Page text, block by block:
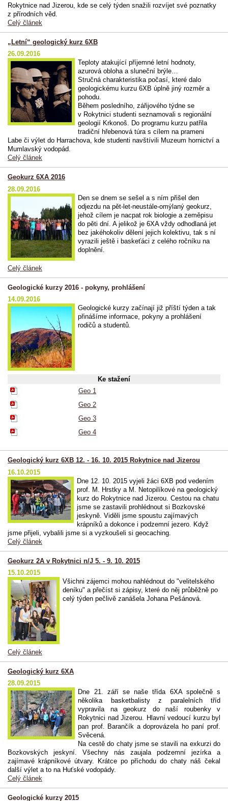
Rokytnice nad Jizerou, kde se celý týden snažili rozvíjet své poznatky
z přírodních věd.
Celý článek
„Letní“ geologický kurz 6XB
26.09.2016
Teploty atakující příjemné letní hodnoty,
azurová obloha a sluneční brýle…
Stručná charakteristika počasí, které dalo
geologickému kurzu 6XB úplně jiný rozměr a
pohodu.
Během posledního, zářijového týdne se
v Rokytnici studenti seznamovali s regionální
geologií Krkonoš. Do programu kurzu patřila
tradiční hřebenová túra s cílem na prameni
Labe či výlet do Harrachova, kde studenti navštívili Muzeum hornictví a
Mumlavský vodopád.
Celý článek
Geokurz 6XA 2016
28.09.2016
Den se dnem se sešel a s ním přišel den
odjezdu na pět-let-neustále-omýlaný geokurz,
jehož cílem je nacpat rok biologie a zeměpisu
do pěti dní. A jelikož je 6XA vždy odhodlaná jet
bez jakéhokoliv dělení jejich kolektivu, tak s ní
vyrazili ještě i baskeťáci z celého ročníku na
doplnění.
Celý článek
Geologické kurzy 2016 - pokyny, prohlášení
14.09.2016
Geologické kurzy začínají již příští týden a tak
přinášíme informace, pokyny a prohlášení
rodičů a studentů.
Ke stažení
Geo 1
Geo 2
Geo 3
Geo 4
Geologický kurz 6XB 12. - 16. 10. 2015 Rokytnice nad Jizerou
16.10.2015
Dne 12. 10. 2015 vyjeli žáci 6XB pod vedením
prof. M. Hrstky a M. Netopilíkové na geologický
kurz do Rokytnice nad Jizerou. Cestou na chatu
jsme se zastavili prohlédnout si Bozkovské
jeskyně. Viděli jsme spoustu zajímavých
krápníků a dokonce i podzemní jezero. Když
jsme přijeli, vybalili jsme si a vyzkoušeli si geocaching.
Celý článek
Geokurz 2A v Rokytnici n/J 5. - 9. 10. 2015
15.10.2015
Všichni zájemci mohou nahlédnout do "velitelského
deníku" a přečíst si zápisy, které do něj průběžně po
celý týden pečlivě zanášela Johana Pešánová.
Celý článek
Geologický kurz 6XA
28.09.2015
Dne 21. září se naše třída 6XA společně s
několika basketbalisty z paralelních tříd
vypravila na geokurz do naší roubenky v
Rokytnici nad Jizerou. Hlavní vedoucí kurzu byl
pan prof. Barančík a doprovázela ho paní prof.
Svěcená.
Na cestě do chaty jsme se stavili na exkurzi do
Bozkovských jeskyní. Všechny nás zaujala podzemní jezírka a
zajímavé krápníkové útvary. Krátce po příchodu do chaty náš čekal
další výlet a to na Huťské vodopády.
Celý článek
Geologické kurzy 2015